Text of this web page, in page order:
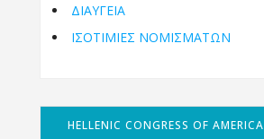
ΔΙΑΥΓΕΙΑ
ΙΣΟΤΙΜΙΕΣ ΝΟΜΙΣΜΑΤΩΝ
HELLENIC CONGRESS OF AMERICA